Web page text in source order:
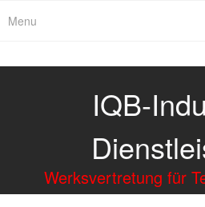
Menu
IQB-
Werksvertretung für